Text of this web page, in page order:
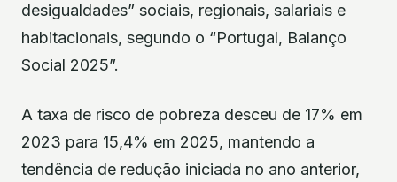
desigualdades” sociais, regionais, salariais e
habitacionais, segundo o “Portugal, Balanço
Social 2025”.
A taxa de risco de pobreza desceu de 17% em
2023 para 15,4% em 2025, mantendo a
tendência de redução iniciada no ano anterior,